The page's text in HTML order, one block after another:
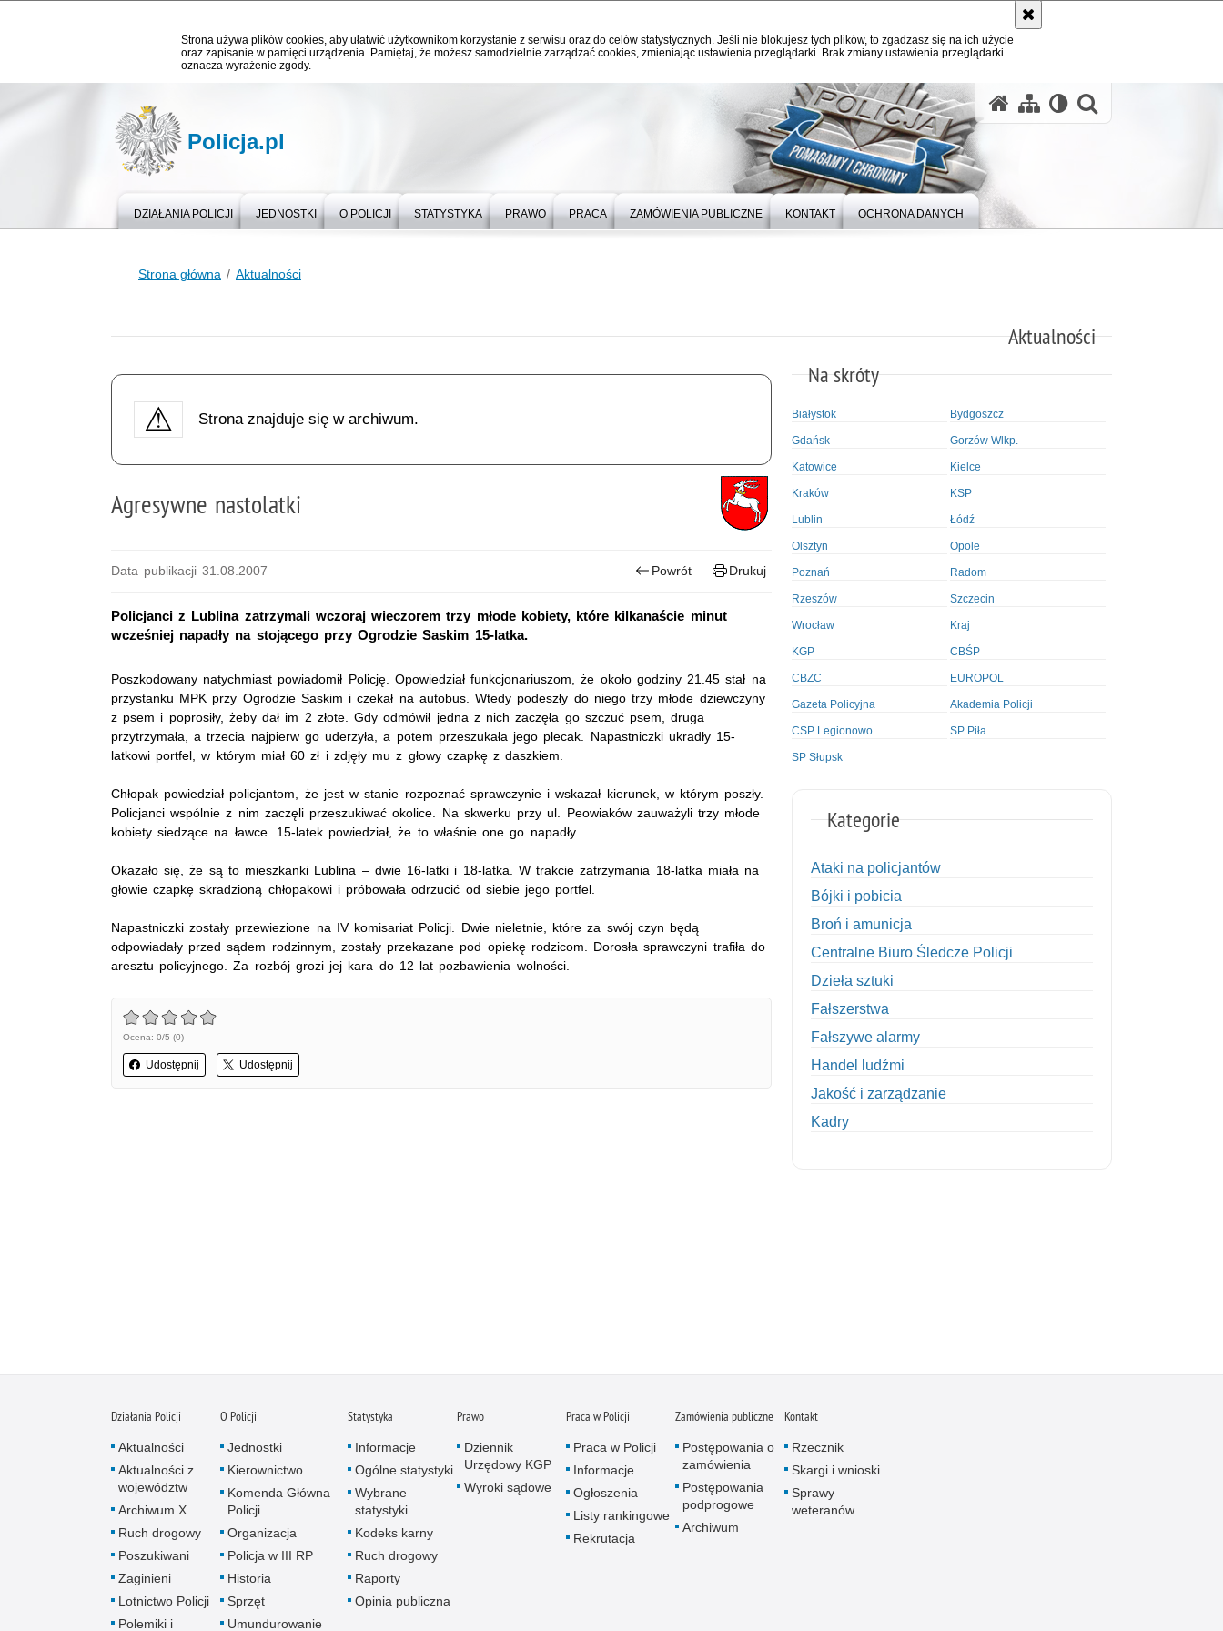
Strona używa plików cookies, aby ułatwić użytkownikom korzystanie z serwisu oraz do celów statystycznych. Jeśli nie blokujesz tych plików, to zgadzasz się na ich użycie
oraz zapisanie w pamięci urządzenia. Pamiętaj, że możesz samodzielnie zarządzać cookies, zmieniając ustawienia przeglądarki. Brak zmiany ustawienia przeglądarki
oznacza wyrażenie zgody.
Policja.pl
DZIAŁANIA POLICJI JEDNOSTKI O POLICJI STATYSTYKA PRAWO PRACA ZAMÓWIENIA PUBLICZNE KONTAKT OCHRONA DANYCH
Strona główna Aktualności
Aktualności
Strona znajduje się w archiwum.
Agresywne nastolatki
Data publikacji 31.08.2007 Powrót Drukuj
Policjanci z Lublina zatrzymali wczoraj wieczorem trzy młode kobiety, które kilkanaście minut
wcześniej napadły na stojącego przy Ogrodzie Saskim 15-latka.
Poszkodowany natychmiast powiadomił Policję. Opowiedział funkcjonariuszom, że około godziny 21.45 stał na
przystanku MPK przy Ogrodzie Saskim i czekał na autobus. Wtedy podeszły do niego trzy młode dziewczyny
z psem i poprosiły, żeby dał im 2 złote. Gdy odmówił jedna z nich zaczęła go szczuć psem, druga
przytrzymała, a trzecia najpierw go uderzyła, a potem przeszukała jego plecak. Napastniczki ukradły 15-
latkowi portfel, w którym miał 60 zł i zdjęły mu z głowy czapkę z daszkiem.
Chłopak powiedział policjantom, że jest w stanie rozpoznać sprawczynie i wskazał kierunek, w którym poszły.
Policjanci wspólnie z nim zaczęli przeszukiwać okolice. Na skwerku przy ul. Peowiaków zauważyli trzy młode
kobiety siedzące na ławce. 15-latek powiedział, że to właśnie one go napadły.
Okazało się, że są to mieszkanki Lublina – dwie 16-latki i 18-latka. W trakcie zatrzymania 18-latka miała na
głowie czapkę skradzioną chłopakowi i próbowała odrzucić od siebie jego portfel.
Napastniczki zostały przewiezione na IV komisariat Policji. Dwie nieletnie, które za swój czyn będą
odpowiadały przed sądem rodzinnym, zostały przekazane pod opiekę rodzicom. Dorosła sprawczyni trafiła do
aresztu policyjnego. Za rozbój grozi jej kara do 12 lat pozbawienia wolności.
Ocena: 0/5 (0)
Udostępnij Udostępnij
Na skróty
Białystok Bydgoszcz
Gdańsk Gorzów Wlkp.
Katowice Kielce
Kraków KSP
Lublin Łódź
Olsztyn Opole
Poznań Radom
Rzeszów Szczecin
Wrocław Kraj
KGP CBŚP
CBZC EUROPOL
Gazeta Policyjna Akademia Policji
CSP Legionowo SP Piła
SP Słupsk
Kategorie
Ataki na policjantów
Bójki i pobicia
Broń i amunicja
Centralne Biuro Śledcze Policji
Dzieła sztuki
Fałszerstwa
Fałszywe alarmy
Handel ludźmi
Jakość i zarządzanie
Kadry
Nietrzeźwi kierujący
Nietrzeźwi opiekunowie
Działania Policji
Aktualności
Aktualności z
województw
Archiwum X
Ruch drogowy
Poszukiwani
Zaginieni
Lotnictwo Policji
Polemiki i
O Policji
Jednostki
Kierownictwo
Komenda Główna
Policji
Organizacja
Policja w III RP
Historia
Sprzęt
Umundurowanie
Statystyka
Informacje
Ogólne statystyki
Wybrane
statystyki
Kodeks karny
Ruch drogowy
Raporty
Opinia publiczna
Prawo
Dziennik
Urzędowy KGP
Wyroki sądowe
Praca w Policji
Praca w Policji
Informacje
Ogłoszenia
Listy rankingowe
Rekrutacja
Zamówienia publiczne
Postępowania o
zamówienia
Postępowania
podprogowe
Archiwum
Kontakt
Rzecznik
Skargi i wnioski
Sprawy
weteranów